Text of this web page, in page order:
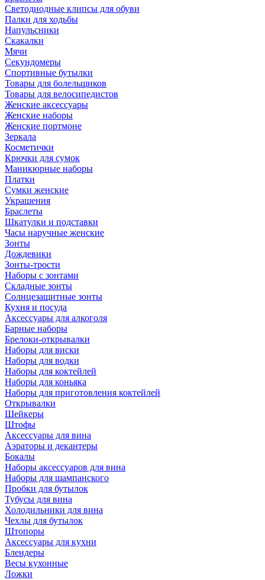
Светодиодные клипсы для обуви
Палки для ходьбы
Напульсники
Скакалки
Мячи
Секундомеры
Спортивные бутылки
Товары для болельщиков
Товары для велосипедистов
Женские аксессуары
Женские наборы
Женские портмоне
Зеркала
Косметички
Крючки для сумок
Маникюрные наборы
Платки
Сумки женские
Украшения
Браслеты
Шкатулки и подставки
Часы наручные женские
Зонты
Дождевики
Зонты-трости
Наборы с зонтами
Складные зонты
Солнцезащитные зонты
Кухня и посуда
Аксессуары для алкоголя
Барные наборы
Брелоки-открывалки
Наборы для виски
Наборы для водки
Наборы для коктейлей
Наборы для коньяка
Наборы для приготовления коктейлей
Открывалки
Шейкеры
Штофы
Аксессуары для вина
Аэраторы и декантеры
Бокалы
Наборы аксессуаров для вина
Наборы для шампанского
Пробки для бутылок
Тубусы для вина
Холодильники для вина
Чехлы для бутылок
Штопоры
Аксессуары для кухни
Блендеры
Весы кухонные
Ложки